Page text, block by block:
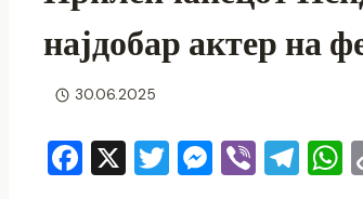
најдобар актер на
30.06.2025
F X T M Vi T